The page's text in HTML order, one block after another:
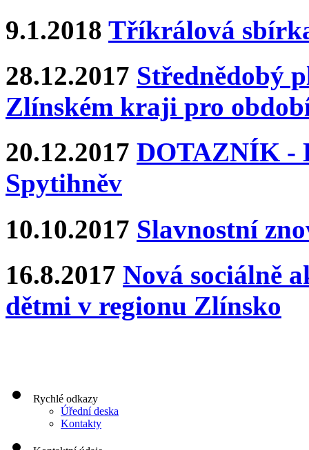
9.1.2018 Tříkrálová
28.12.2017 Střednědobý
Zlínském kraji pro
20.12.2017 DOTAZNÍK -
Spytihněv
10.10.2017 Slavnostní
16.8.2017 Nová sociálně
dětmi v regionu Zlínsko
Rychlé odkazy
Úřední deska
Kontakty